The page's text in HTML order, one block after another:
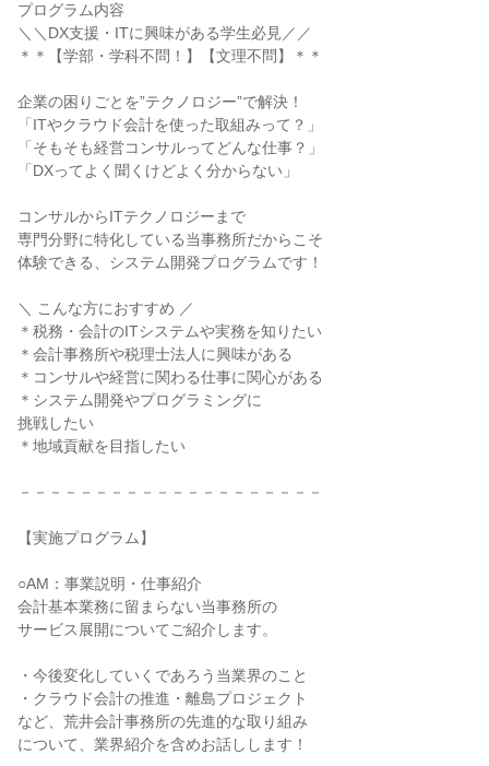
プログラム内容
＼＼DX支援・ITに興味がある学生必見／／
＊＊【学部・学科不問！】【文理不問】＊＊
企業の困りごとを”テクノロジー”で解決！
「ITやクラウド会計を使った取組みって？」
「そもそも経営コンサルってどんな仕事？」
「DXってよく聞くけどよく分からない」
コンサルからITテクノロジーまで
専門分野に特化している当事務所だからこそ
体験できる、システム開発プログラムです！
＼ こんな方におすすめ ／
＊税務・会計のITシステムや実務を知りたい
＊会計事務所や税理士法人に興味がある
＊コンサルや経営に関わる仕事に関心がある
＊システム開発やプログラミングに
挑戦したい
＊地域貢献を目指したい
－－－－－－－－－－－－－－－－－－－－
【実施プログラム】
○AM：事業説明・仕事紹介
会計基本業務に留まらない当事務所の
サービス展開についてご紹介します。
・今後変化していくであろう当業界のこと
・クラウド会計の推進・離島プロジェクト
など、荒井会計事務所の先進的な取り組み
について、業界紹介を含めお話しします！